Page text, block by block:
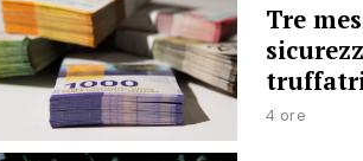
Tre
4 ore